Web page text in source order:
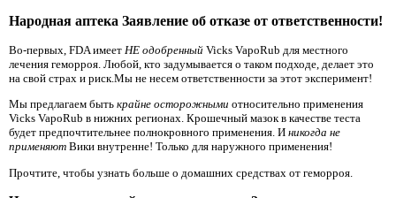
Народная аптека Заявление об отказе от ответственности!
Во-первых, FDA имеет НЕ одобренный Vicks VapoRub для местного
лечения геморроя. Любой, кто задумывается о таком подходе, делает это
на свой страх и риск.Мы не несем ответственности за этот эксперимент!
Мы предлагаем быть крайне осторожными относительно применения
Vicks VapoRub в нижних регионах. Крошечный мазок в качестве теста
будет предпочтительнее полнокровного применения. И никогда не
применяют Вики внутренне! Только для наружного применения!
Прочтите, чтобы узнать больше о домашних средствах от геморроя.